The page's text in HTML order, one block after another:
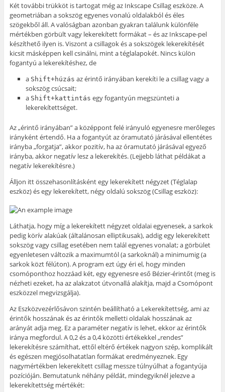
Két további trükköt is tartogat még az Inkscape Csillag eszköze. A
geometriában a sokszög egyenes vonalú oldalakból és éles
szögekből áll. A valóságban azonban gyakran találunk különféle
mértékben görbült vagy lekerekített formákat – és az Inkscape-pel
készíthető ilyen is. Viszont a csillagok és a sokszögek lekerekítését
kicsit másképpen kell csinálni, mint a téglalapokét. Nincs külön
fogantyú a lekerekítéshez, de
a Shift+húzás az érintő irányában kerekíti le a csillag vagy a
sokszög csúcsait;
a Shift+kattintás egy fogantyún megszünteti a
lekerekítettséget.
Az „érintő irányában” a középpont felé irányuló egyenesre merőleges
irányként értendő. Ha a fogantyút az óramutató járásával ellentétes
irányba „forgatja”, akkor pozitív, ha az óramutató járásával egyező
irányba, akkor negatív lesz a lekerekítés. (Lejjebb láthat példákat a
negatív lekerekítésre.)
Álljon itt összehasonlításként egy lekerekített négyzet (Téglalap
eszköz) és egy lekerekített, négy oldalú sokszög (Csillag eszköz):
Láthatja, hogy míg a lekerekített négyzet oldalai egyenesek, a sarkok
pedig körív alakúak (általánosan elliptikusak), addig egy lekerekített
sokszög vagy csillag esetében nem talál egyenes vonalat; a görbület
egyenletesen változik a maximumtól (a sarkoknál) a minimumig (a
sarkok közt félúton). A program ezt úgy éri el, hogy minden
csomóponthoz hozzáad két, egy egyenesre eső Bézier-érintőt (meg is
nézheti ezeket, ha az alakzatot útvonallá alakítja, majd a Csomópont
eszközzel megvizsgálja).
Az Eszközvezérlősávon szintén beállítható a Lekerekítettség, ami az
érintők hosszának és az érintők melletti oldalak hosszának az
arányát adja meg. Ez a paraméter negatív is lehet, ekkor az érintők
iránya megfordul. A 0,2 és a 0,4 közötti értékekkel „rendes”
lekerekítésre számíthat, ettől eltérő értékek nagyon szép, komplikált
és egészen megjósolhatatlan formákat eredményeznek. Egy
nagymértékben lekerekített csillag messze túlnyúlhat a fogantyúja
pozícióján. Bemutatunk néhány példát, mindegyiknél jelezve a
lekerekítettség mértékét: